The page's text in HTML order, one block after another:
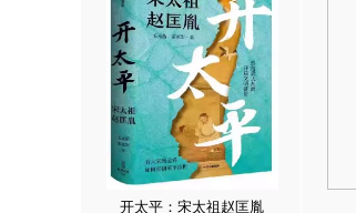
开太平：宋太祖赵匡胤